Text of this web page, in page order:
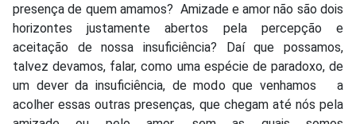
presença de quem amamos? Amizade e amor não são dois
horizontes justamente abertos pela percepção e
aceitação de nossa insuficiência? Daí que possamos,
talvez devamos, falar, como uma espécie de paradoxo, de
um dever da insuficiência, de modo que venhamos a
acolher essas outras presenças, que chegam até nós pela